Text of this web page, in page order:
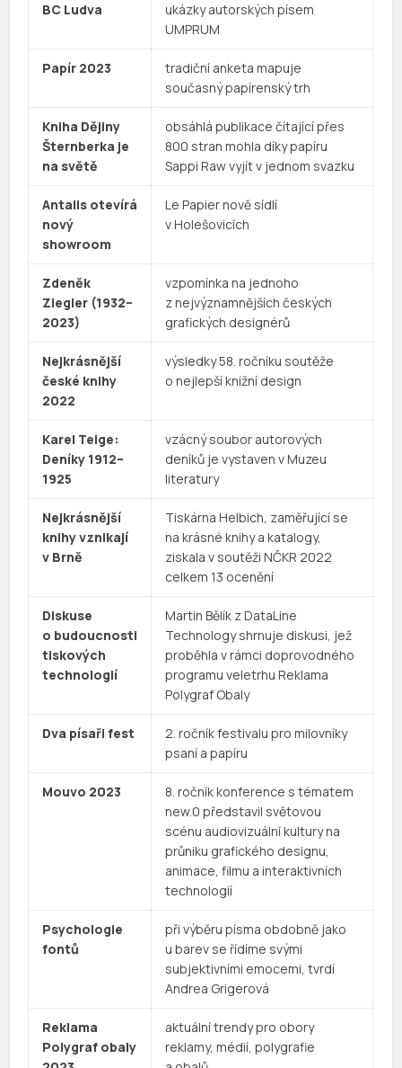
BC Ludva
ukázky autorských písem
UMPRUM
Papír 2023
tradiční anketa mapuje
současný papírenský trh
Kniha Dějiny
Šternberka je
na světě
obsáhlá publikace čítající přes
800 stran mohla díky papíru
Sappi Raw vyjít v jednom svazku
Antalis otevírá
nový
showroom
Le Papier nově sídlí
v Holešovicích
Zdeněk
Ziegler (1932–
2023)
vzpomínka na jednoho
z nejvýznamnějších českých
grafických designérů
Nejkrásnější
české knihy
2022
výsledky 58. ročníku soutěže
o nejlepší knižní design
Karel Teige:
Deníky 1912–
1925
vzácný soubor autorových
deníků je vystaven v Muzeu
literatury
Nejkrásnější
knihy vznikají
v Brně
Tiskárna Helbich, zaměřující se
na krásné knihy a katalogy,
ziskala v soutěži NČKR 2022
celkem 13 ocenění
Diskuse
o budoucnosti
tiskových
technologií
Martin Bělík z DataLine
Technology shrnuje diskusi, jež
proběhla v rámci doprovodného
programu veletrhu Reklama
Polygraf Obaly
Dva písaři fest
2. ročník festivalu pro milovníky
psaní a papíru
Mouvo 2023
8. ročník konference s tématem
new.0 představil světovou
scénu audiovizuální kultury na
průniku grafického designu,
animace, filmu a interaktivních
technologií
Psychologie
fontů
při výběru písma obdobně jako
u barev se řídíme svými
subjektivními emocemi, tvrdí
Andrea Grigerová
Reklama
Polygraf obaly
aktuální trendy pro obory
reklamy, médií, polygrafie